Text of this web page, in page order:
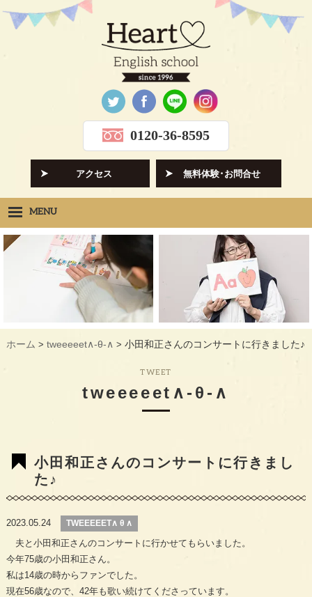
0120-36-8595
アクセス 無料体験･お問合せ
MENU
Heartの想い HOPE
クラス紹介 CLASS
INSTRUCTORS
ギャラリー GALLERY
VOICE
ホーム > tweeeeet∧-θ-∧ > 小田和正さんのコンサートに行きました♪
TWEET
tweeeeet∧-θ-∧
小田和正さんのコンサートに行きまし
た♪
2023.05.24 TWEEEEET∧ θ ∧
夫と小田和正さんのコンサートに行かせてもらいました。
今年75歳の小田和正さん。
私は14歳の時からファンでした。
現在56歳なので、42年も歌い続けてくださっています。